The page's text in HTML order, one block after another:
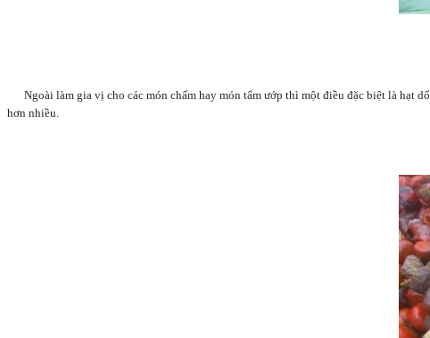
Ngoài làm gia vị cho các món chấm hay món tẩm ướp thì một điều đặc biệt là hạt
hơn nhiều.